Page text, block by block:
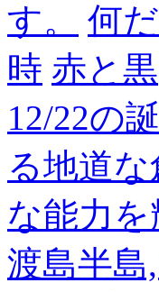
す。
何
時 赤と黒
12/22の
る地道
な能力
渡島半島